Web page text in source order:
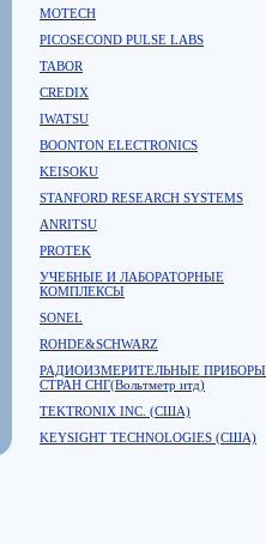
MOTECH
PICOSECOND PULSE LABS
TABOR
CREDIX
IWATSU
BOONTON ELECTRONICS
KEISOKU
STANFORD RESEARCH SYSTEMS
ANRITSU
PROTEK
УЧЕБНЫЕ И ЛАБОРАТОРНЫЕ
КОМПЛЕКСЫ
SONEL
ROHDE&SCHWARZ
РАДИОИЗМЕРИТЕЛЬНЫЕ ПРИБОРЫ
СТРАН СНГ(Вольтметр итд)
TEKTRONIX INC. (США)
KEYSIGHT TECHNOLOGIES (США)